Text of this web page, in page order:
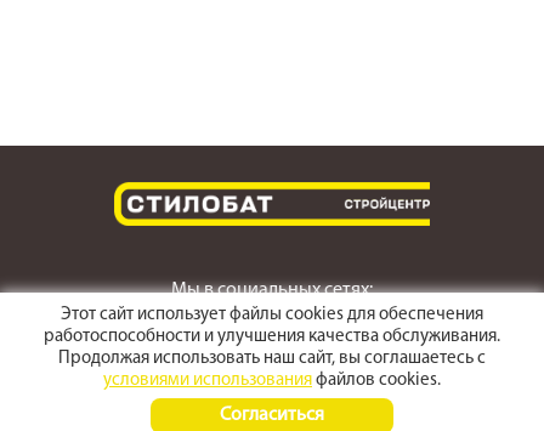
Мы в социальных сетях:
г. Светлоград,
ул. Пушкина 167
Этот сайт использует файлы cookies для обеспечения
работоспособности и улучшения качества обслуживания.
Продолжая использовать наш сайт, вы соглашаетесь с
условиями использования файлов cookies.
Согласиться